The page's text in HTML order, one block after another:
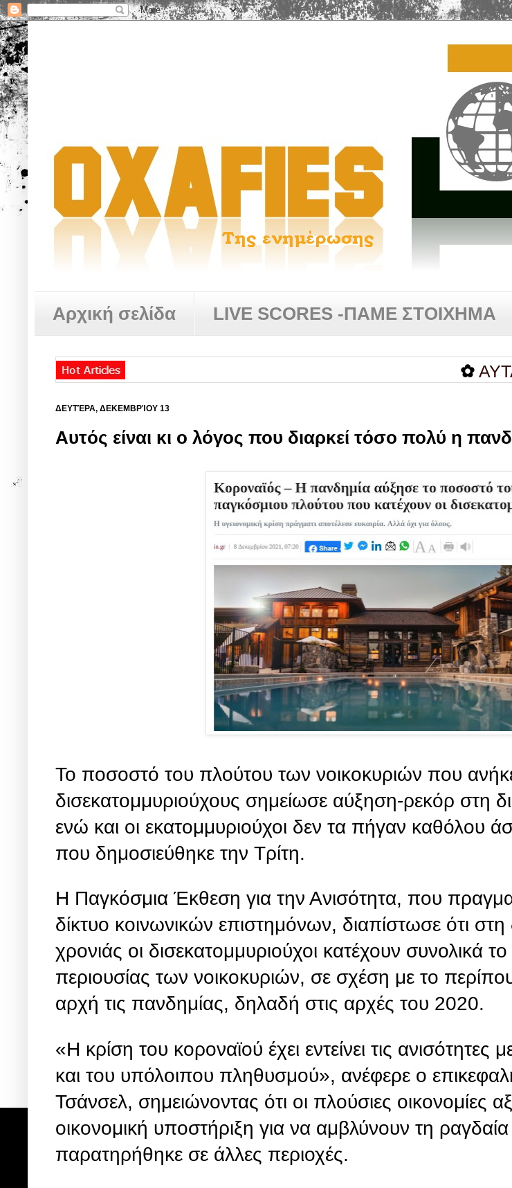
Αρχική σελίδα LIVE SCORES -ΠΑΜΕ ΣΤΟΙΧΗΜΑ
AYTA
ΔΕΥΤΈΡΑ, ΔΕΚΕΜΒΡΊΟΥ 13
Αυτός είναι κι ο λόγος που διαρκεί τόσο πολύ η
Το ποσοστό του πλούτου των νοικοκυριών που
δισεκατομμυριούχους σημείωσε αύξηση-ρεκόρ στη
ενώ και οι εκατομμυριούχοι δεν τα πήγαν καθόλου
που δημοσιεύθηκε την Τρίτη.
Η Παγκόσμια Έκθεση για την Ανισότητα, που
δίκτυο κοινωνικών επιστημόνων, διαπίστωσε ότι στη
χρονιάς οι δισεκατομμυριούχοι κατέχουν συνολικά
περιουσίας των νοικοκυριών, σε σχέση με το
αρχή τις πανδημίας, δηλαδή στις αρχές του 2020.
«Η κρίση του κοροναϊού έχει εντείνει τις
και του υπόλοιπου πληθυσμού», ανέφερε ο
Τσάνσελ, σημειώνοντας ότι οι πλούσιες οικονομίες
οικονομική υποστήριξη για να αμβλύνουν τη
παρατηρήθηκε σε άλλες περιοχές.